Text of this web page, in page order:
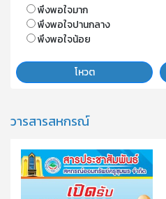
พึงพอใจมาก
พึงพอใจปานกลาง
พึงพอใจน้อย
โหวต
วารสารสหกรณ์